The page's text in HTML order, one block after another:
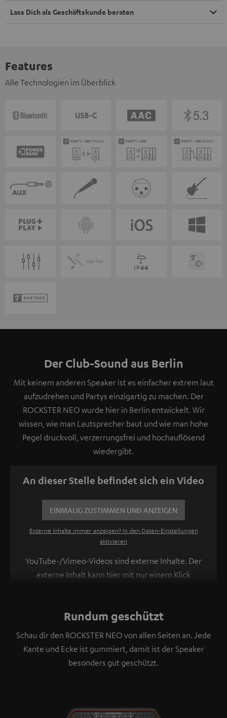
Lass Dich als Geschäftskunde beraten
Features
Alle Technologien im Überblick
Der Club-Sound aus Berlin
Mit keinem anderen Speaker ist es einfacher extrem laut
aufzudrehen und Partys einzigartig zu machen. Der
ROCKSTER NEO wurde hier in Berlin entwickelt. Wir
wissen, wie man Lautsprecher baut und wie man hohe
Pegel druckvoll, verzerrungsfrei und hochauflösend
wiedergibt.
An dieser Stelle befindet sich ein Video
EINMALIG ZUSTIMMEN UND ANZEIGEN
Externe Inhalte immer anzeigen? In den Daten‑Einstellungen
aktivieren
YouTube-/Vimeo-Videos sind externe Inhalte. Der
externe Inhalt kann hier mit nur einem Klick
Dabei können personenbezogene Daten an
Drittplattformen übermittelt werden. Weitere
Informationen sind in der Datenschutzerklärung
unter I zu finden
Rundum geschützt
Schau dir den ROCKSTER NEO von allen Seiten an. Jede
Kante und Ecke ist gummiert, damit ist der Speaker
besonders gut geschützt.